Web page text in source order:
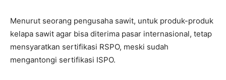
Menurut seorang pengusaha sawit, untuk produk-produk
kelapa sawit agar bisa diterima pasar internasional, tetap
mensyaratkan sertifikasi RSPO, meski sudah
mengantongi sertifikasi ISPO.